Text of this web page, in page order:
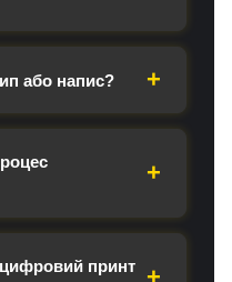
або напис?
принт